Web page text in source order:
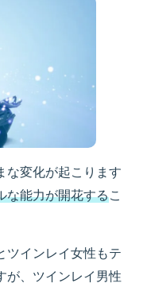
な変化が起こります
な能力が開花するこ
ツインレイ女性もテ
が、ツインレイ男性